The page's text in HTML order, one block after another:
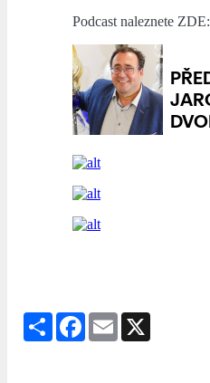
Podcast naleznete ZDE:
Share Facebook
Email